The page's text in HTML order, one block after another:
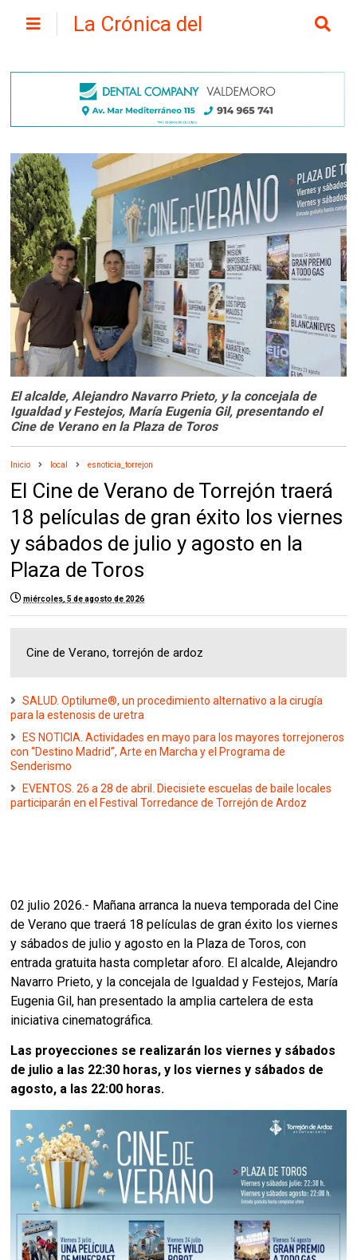
La Crónica del
El alcalde, Alejandro Navarro Prieto, y la concejala de
Igualdad y Festejos, María Eugenia Gil, presentando el
Cine de Verano en la Plaza de Toros
Inicio local esnoticia_torrejon
El Cine de Verano de Torrejón traerá
18 películas de gran éxito los viernes
y sábados de julio y agosto en la
Plaza de Toros
miércoles, 5 de agosto de 2026
Cine de Verano, torrejón de ardoz
SALUD. Optilume®, un procedimiento alternativo a la cirugía
para la estenosis de uretra
ES NOTICIA. Actividades en mayo para los mayores torrejoneros
con “Destino Madrid”, Arte en Marcha y el Programa de
Senderismo
EVENTOS. 26 a 28 de abril. Diecisiete escuelas de baile locales
participarán en el Festival Torredance de Torrejón de Ardoz
02 julio 2026.- Mañana arranca la nueva temporada del Cine
de Verano que traerá 18 películas de gran éxito los viernes
y sábados de julio y agosto en la Plaza de Toros, con
entrada gratuita hasta completar aforo. El alcalde, Alejandro
Navarro Prieto, y la concejala de Igualdad y Festejos, María
Eugenia Gil, han presentado la amplia cartelera de esta
iniciativa cinematográfica.
Las proyecciones se realizarán los viernes y sábados
de julio a las 22:30 horas, y los viernes y sábados de
agosto, a las 22:00 horas.